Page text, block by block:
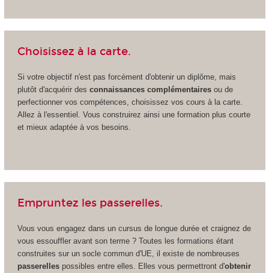
Choisissez à la carte.
Si votre objectif n'est pas forcément d'obtenir un diplôme, mais
plutôt d'acquérir des connaissances complémentairesou de
perfectionner vos compétences, choisissez vos cours à la carte.
Allez à l'essentiel. Vous construirez ainsi une formation plus courte
et mieux adaptée à vos besoins.
Empruntez les passerelles.
Vous vous engagez dans un cursus de longue durée et craignez de
vous essouffler avant son terme ? Toutes les formations étant
construites sur un socle commun d'UE, il existe de nombreuses
passerelles possibles entre elles. Elles vous permettront d'obtenir